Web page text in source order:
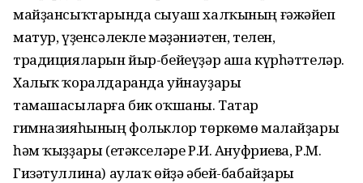
майҙансыҡтарында сыуаш халҡының ғәжәйеп
матур, үҙенсәлекле мәҙәниәтен, телен,
традицияларын йыр-бейеүҙәр аша күрһәттеләр.
Халыҡ ҡоралдаранда уйнауҙары
тамашасыларға бик оҡшаны. Татар
гимназияһының фольклор төркөмө малайҙары
һәм ҡыҙҙары (етәкселәре Р.И. Ануфриева, Р.М.
Гизәтуллина) аулаҡ өйҙә әбей-бабайҙары